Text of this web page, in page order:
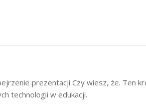
prezentacji Czy wiesz, że. Ten
technologii w edukacji.